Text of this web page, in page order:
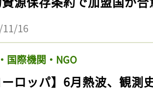
16
国際機関・NGO
ーロッパ】6月熱波、観